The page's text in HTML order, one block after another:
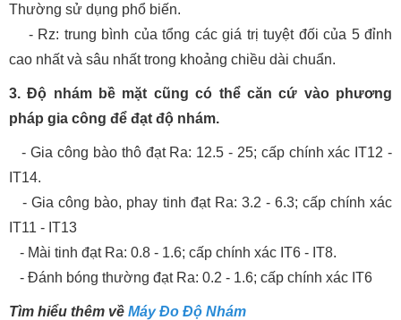
Thường sử dụng phổ biến.
- Rz: trung bình của tổng các giá trị tuyệt đối của 5 đỉnh
cao nhất và sâu nhất trong khoảng chiều dài chuẩn.
3. Độ nhám bề mặt cũng có thể căn cứ vào phương
pháp gia công để đạt độ nhám.
- Gia công bào thô đạt Ra: 12.5 - 25; cấp chính xác IT12 -
IT14.
- Gia công bào, phay tinh đạt Ra: 3.2 - 6.3; cấp chính xác
IT11 - IT13
- Mài tinh đạt Ra: 0.8 - 1.6; cấp chính xác IT6 - IT8.
- Đánh bóng thường đạt Ra: 0.2 - 1.6; cấp chính xác IT6
Tìm hiểu thêm về Máy Đo Độ Nhám